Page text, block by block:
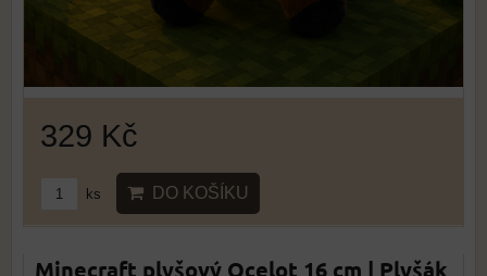
329 Kč
ks DO KOŠÍKU
Minecraft plyšový Ocelot 16 cm | Plyšák